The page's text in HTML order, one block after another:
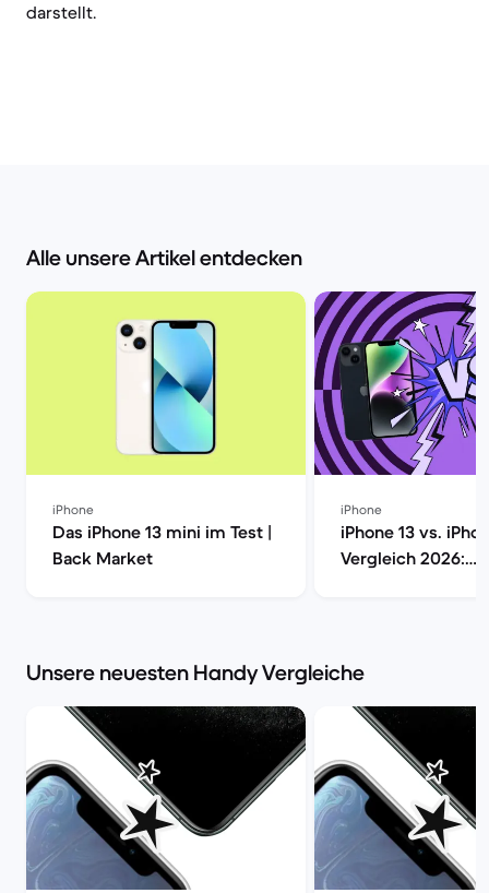
darstellt.
Alle unsere Artikel entdecken
iPhone
Das iPhone 13 mini im Test |
Back Market
iPhone
iPhone 13 vs.
Vergleich 2026:
Unsere neuesten Handy Vergleiche